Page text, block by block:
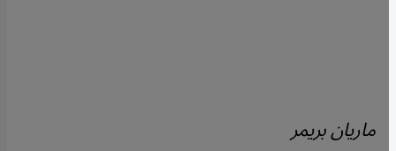
ماريان بريمر